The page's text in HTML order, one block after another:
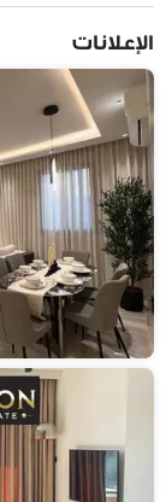
الإعلانات